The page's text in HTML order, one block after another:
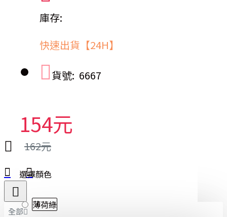
全部
庫存:
快速出貨【24H】
貨號: 6667
154元
162元
選擇顏色
薄荷綠